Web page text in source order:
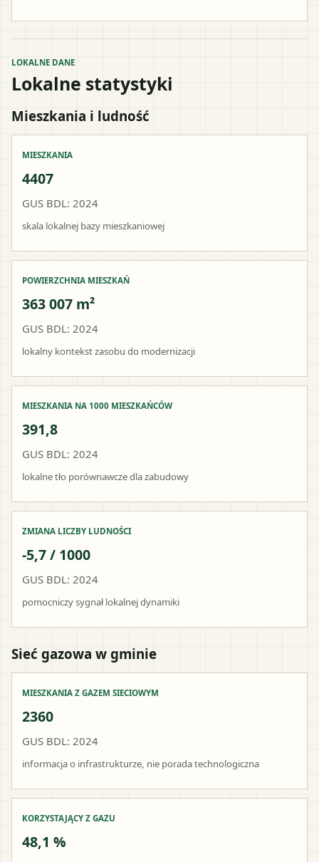
LOKALNE DANE
Lokalne statystyki
Mieszkania i ludność
MIESZKANIA
4407
GUS BDL: 2024
skala lokalnej bazy mieszkaniowej
POWIERZCHNIA MIESZKAŃ
363 007 m²
GUS BDL: 2024
lokalny kontekst zasobu do modernizacji
MIESZKANIA NA 1000 MIESZKAŃCÓW
391,8
GUS BDL: 2024
lokalne tło porównawcze dla zabudowy
ZMIANA LICZBY LUDNOŚCI
-5,7 / 1000
GUS BDL: 2024
pomocniczy sygnał lokalnej dynamiki
Sieć gazowa w gminie
MIESZKANIA Z GAZEM SIECIOWYM
2360
GUS BDL: 2024
informacja o infrastrukturze, nie porada technologiczna
KORZYSTAJĄCY Z GAZU
48,1 %